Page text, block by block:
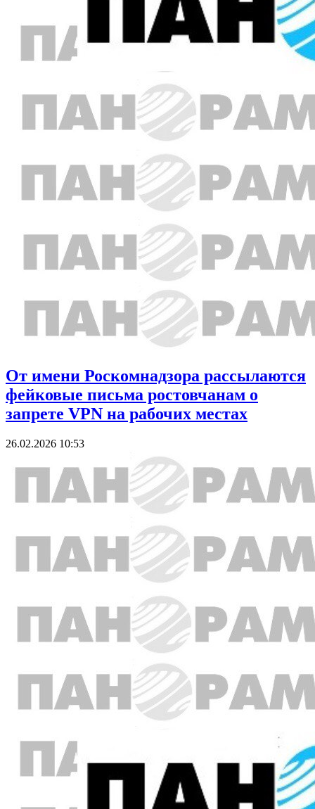
От имени Роскомнадзора рассылаются
фейковые письма ростовчанам о
запрете VPN на рабочих местах
26.02.2026 10:53